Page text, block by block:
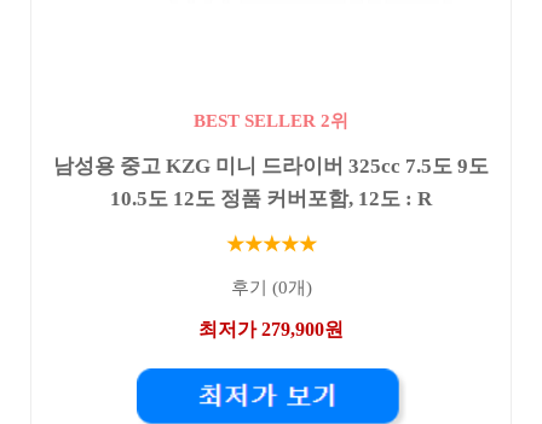
BEST SELLER 2위
남성용 중고 KZG 미니 드라이버 325cc 7.5도 9도
10.5도 12도 정품 커버포함, 12도 : R
★★★★★
후기 (0개)
최저가 279,900원